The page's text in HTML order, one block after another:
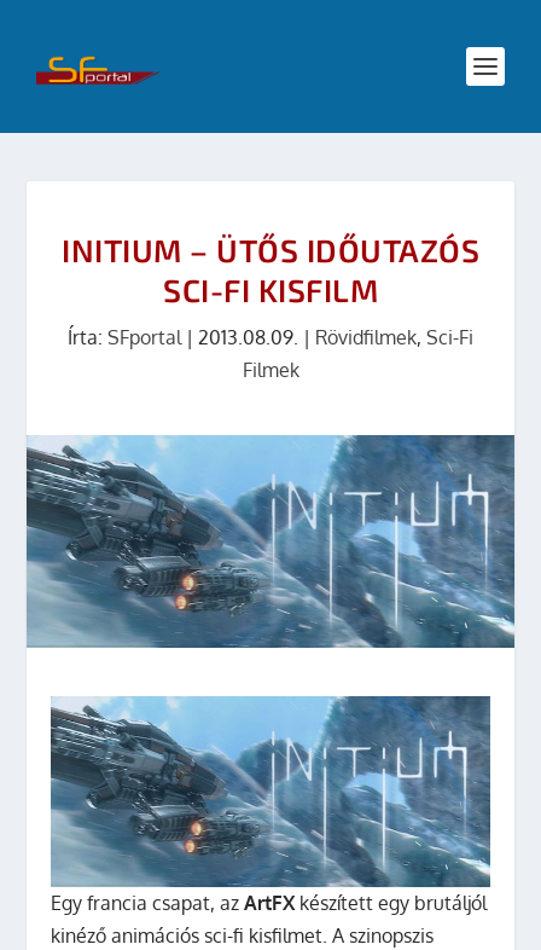
INITIUM – ÜTŐS IDŐUTAZÓS
SCI-FI KISFILM
Írta: SFportal| 2013.08.09. | Rövidfilmek, Sci-Fi
Filmek
Egy francia csapat, azArtFXkészített egy brutáljól
kinéző animációs sci-fi kisfilmet. A szinopszis